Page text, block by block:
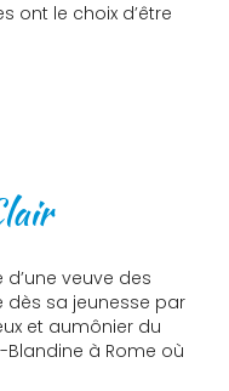
ont le choix d’être
d’une veuve des
dès sa jeunesse par
et aumônier du
à Rome où